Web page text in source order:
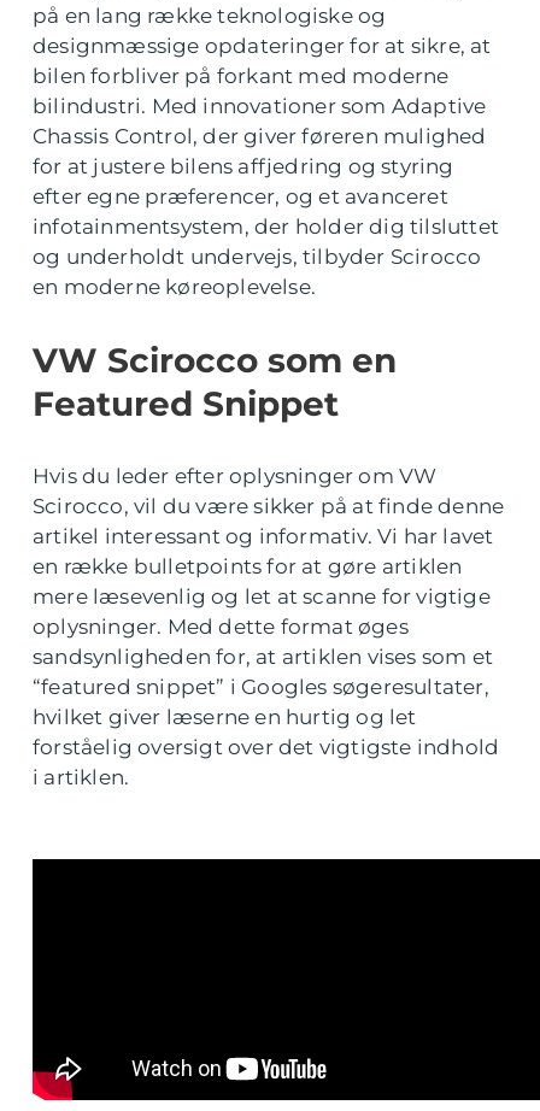
på en lang række teknologiske og
designmæssige opdateringer for at sikre, at
bilen forbliver på forkant med moderne
bilindustri. Med innovationer som Adaptive
Chassis Control, der giver føreren mulighed
for at justere bilens affjedring og styring
efter egne præferencer, og et avanceret
infotainmentsystem, der holder dig tilsluttet
og underholdt undervejs, tilbyder Scirocco
en moderne køreoplevelse.
VW Scirocco som en
Featured Snippet
Hvis du leder efter oplysninger om VW
Scirocco, vil du være sikker på at finde denne
artikel interessant og informativ. Vi har lavet
en række bulletpoints for at gøre artiklen
mere læsevenlig og let at scanne for vigtige
oplysninger. Med dette format øges
sandsynligheden for, at artiklen vises som et
“featured snippet” i Googles søgeresultater,
hvilket giver læserne en hurtig og let
forståelig oversigt over det vigtigste indhold
i artiklen.